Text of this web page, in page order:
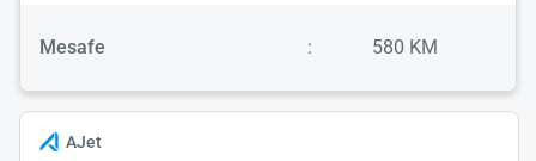
Mesafe : 580 KM
AJet